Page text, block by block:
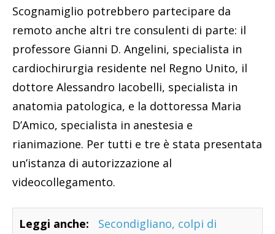
Scognamiglio potrebbero partecipare da
remoto anche altri tre consulenti di parte: il
professore Gianni D. Angelini, specialista in
cardiochirurgia residente nel Regno Unito, il
dottore Alessandro Iacobelli, specialista in
anatomia patologica, e la dottoressa Maria
D’Amico, specialista in anestesia e
rianimazione. Per tutti e tre è stata presentata
un’istanza di autorizzazione al
videocollegamento.
Leggi anche:
Secondigliano, colpi di